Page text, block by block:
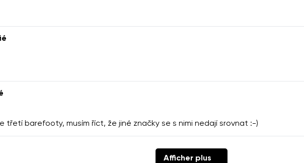
třetí barefooty, musím říct, že jiné značky se s nimi nedají srovnat :-)
Afficher plus